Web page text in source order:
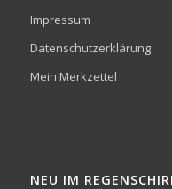
Impressum
Datenschutzerklärung
Mein Merkzettel
NEU IM